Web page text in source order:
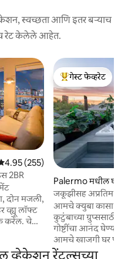
स्वच्छता आणि इतर बऱ्याच
रेट केलेले आहेत.
पैकी 4.95 सरासरी रेटिंग, 255 रिव्ह्यूज
4.95 (255)
2BR
दोन मजली,
व्ह्यू लॉफ्ट
चेक
टॉप गेस्ट फेव्हरेट
गेस्ट फेव्हरेट
Palermo मधील घर
जकूझीसह अप्रतिम
आमचे क्युबा कासा
कुटुंबाच्या ग्रुप्ससाठी
गोष्टींचा आनंद
आमचे खाजगी घर
आणि तुमच्या
व्हेकेशन रेंटल्सच्या